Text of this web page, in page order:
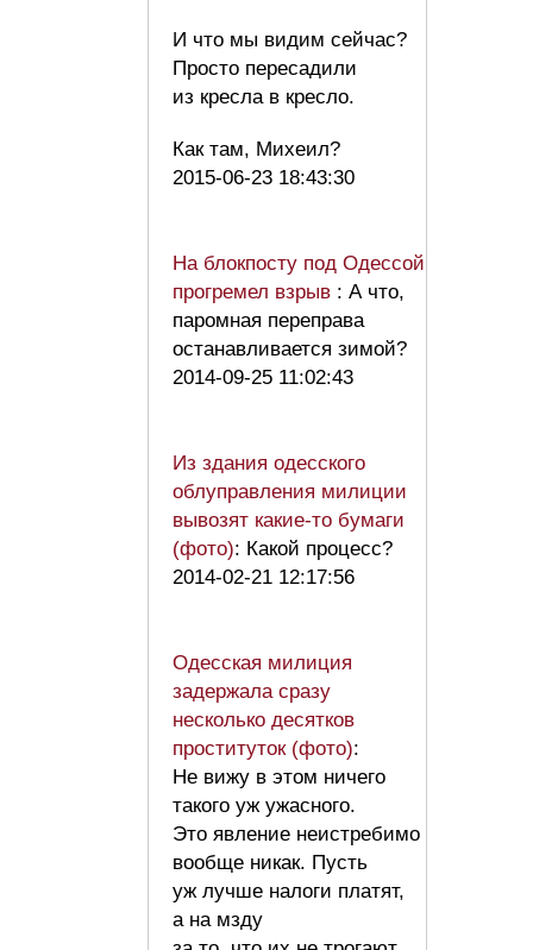
И что мы видим сейчас?
Просто пересадили
из кресла в кресло.
Как там, Михеил?
2015-06-23 18:43:30
На блокпосту под Одессой
прогремел взрыв : А что,
паромная переправа
останавливается зимой?
2014-09-25 11:02:43
Из здания одесского
облуправления милиции
вывозят какие-то бумаги
(фото): Какой процесс?
2014-02-21 12:17:56
Одесская милиция
задержала сразу
несколько десятков
проституток (фото):
Не вижу в этом ничего
такого уж ужасного.
Это явление неистребимо
вообще никак. Пусть
уж лучше налоги платят,
а на мзду